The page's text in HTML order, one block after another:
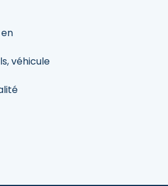
véhicule